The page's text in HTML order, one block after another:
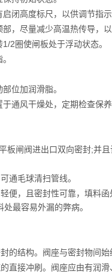
闭高度标尺，以供调节指示
，尽量减少高温热传导，以
2圈使闸板处于浮动状态。
位加润滑脂。
通风干燥处，定期检查保养
板闸阀进出口双向密封;并
通毛球清扫管线。
便，且密封性可靠，填料
最容易外漏的弊病。
的结构。阀座与密封物间始
直接冲刷。阀座应由有润滑